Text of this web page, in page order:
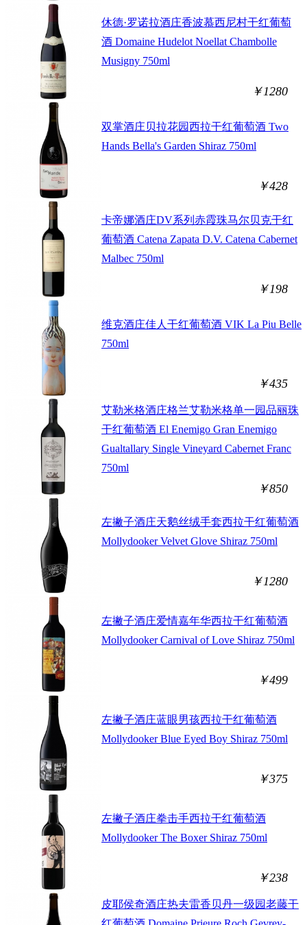
休德·罗诺拉酒庄香波慕西尼村干红葡萄
酒 Domaine Hudelot Noellat Chambolle
Musigny 750ml
￥1280
双掌酒庄贝拉花园西拉干红葡萄酒 Two
Hands Bella's Garden Shiraz 750ml
￥428
卡帝娜酒庄DV系列赤霞珠马尔贝克干红
葡萄酒 Catena Zapata D.V. Catena Cabernet
Malbec 750ml
￥198
维克酒庄佳人干红葡萄酒 VIK La Piu Belle
750ml
￥435
艾勒米格酒庄格兰艾勒米格单一园品丽珠
干红葡萄酒 El Enemigo Gran Enemigo
Gualtallary Single Vineyard Cabernet Franc
750ml
￥850
左撇子酒庄天鹅丝绒手套西拉干红葡萄酒
Mollydooker Velvet Glove Shiraz 750ml
￥1280
左撇子酒庄爱情嘉年华西拉干红葡萄酒
Mollydooker Carnival of Love Shiraz 750ml
￥499
左撇子酒庄蓝眼男孩西拉干红葡萄酒
Mollydooker Blue Eyed Boy Shiraz 750ml
￥375
左撇子酒庄拳击手西拉干红葡萄酒
Mollydooker The Boxer Shiraz 750ml
￥238
皮耶侯奇酒庄热夫雷香贝丹一级园老藤干